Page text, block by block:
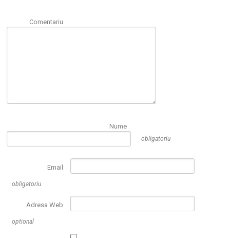
Comentariu
Nume
obligatoriu
Email
obligatoriu
Adresa Web
optional